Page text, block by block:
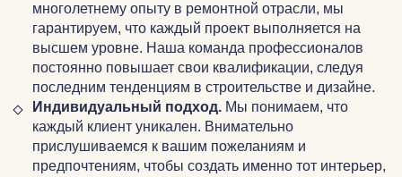
многолетнему опыту в ремонтной отрасли, мы
гарантируем, что каждый проект выполняется на
высшем уровне. Наша команда профессионалов
постоянно повышает свои квалификации, следуя
последним тенденциям в строительстве и дизайне.
Индивидуальный подход. Мы понимаем, что
каждый клиент уникален. Внимательно
прислушиваемся к вашим пожеланиям и
предпочтениям, чтобы создать именно тот интерьер,